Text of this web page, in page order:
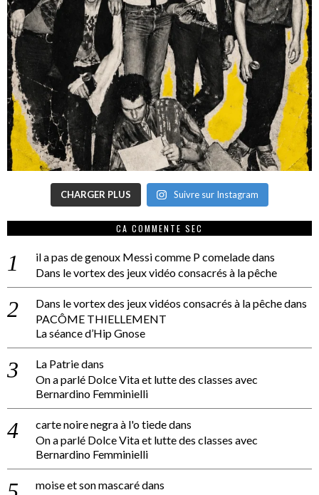
CHARGER PLUS Suivre sur Instagram
CA COMMENTE SEC
il a pas de genoux Messi comme P comeladedans
Dans le vortex des jeux vidéo consacrés à la pêche
Dans le vortex des jeux vidéos consacrés à la pêchedans
PACÔME THIELLEMENT
La séance d’Hip Gnose
La Patriedans
On a parlé Dolce Vita et lutte des classes avec
Bernardino Femminielli
carte noire negra à l'o tiededans
On a parlé Dolce Vita et lutte des classes avec
Bernardino Femminielli
moise et son mascarédans